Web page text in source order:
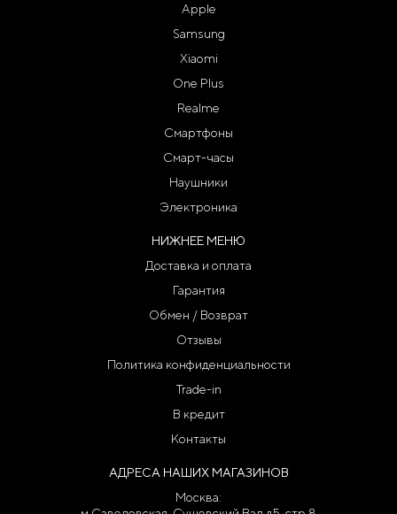
Apple
Samsung
Xiaomi
One Plus
Realme
Смартфоны
Смарт-часы
Наушники
Электроника
НИЖНЕЕ МЕНЮ
Доставка и оплата
Гарантия
Обмен / Возврат
Отзывы
Политика конфиденциальности
Trade-in
В кредит
Контакты
АДРЕСА НАШИХ МАГАЗИНОВ
Москва: